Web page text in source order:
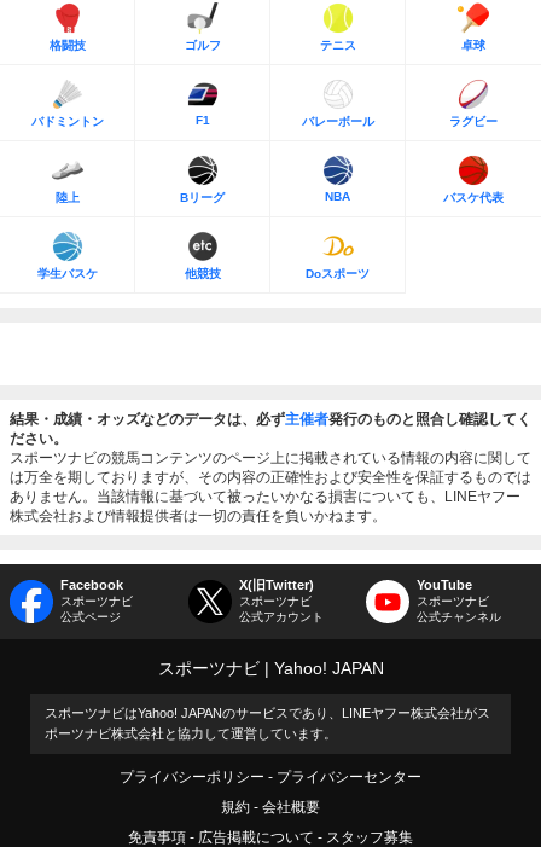
格闘技 ゴルフ テニス 卓球
バドミントン F1 バレーボール ラグビー
陸上 Bリーグ NBA バスケ代表
学生バスケ 他競技 Doスポーツ
結果・成績・オッズなどのデータは、必ず主催者発行のものと照合し確認してく
ださい。
スポーツナビの競馬コンテンツのページ上に掲載されている情報の内容に関して
は万全を期しておりますが、その内容の正確性および安全性を保証するものでは
ありません。当該情報に基づいて被ったいかなる損害についても、LINEヤフー
株式会社および情報提供者は一切の責任を負いかねます。
Facebook
スポーツナビ
公式ページ
X(旧Twitter)
スポーツナビ
公式アカウント
YouTube
スポーツナビ
公式チャンネル
スポーツナビ Yahoo! JAPAN
スポーツナビはYahoo! JAPANのサービスであり、LINEヤフー株式会社がス
ポーツナビ株式会社と協力して運営しています。
プライバシーポリシー
プライバシーセンター
規約
会社概要
免責事項
広告掲載について スタッフ募集